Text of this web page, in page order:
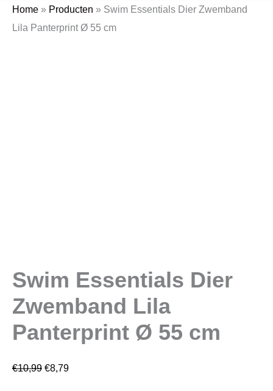
Home » Producten » Swim Essentials Dier Zwemband
Lila Panterprint Ø 55 cm
Swim Essentials Dier
Zwemband Lila
Panterprint Ø 55 cm
€10,99
Oorspronkelijke
prijs
€8,79
Huidige
prijs
Swim
Dier